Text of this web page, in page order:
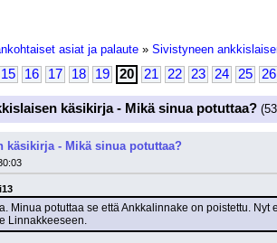
asiat ja palaute » Sivistyneen
15 16 17 18 19 20 21 22 23 24 25 26
käsikirja - Mikä sinua potuttaa?
käsikirja - Mikä sinua potuttaa?
Minua potuttaa se että Ankkalinnake on poistettu.
Linnakkeeseen.